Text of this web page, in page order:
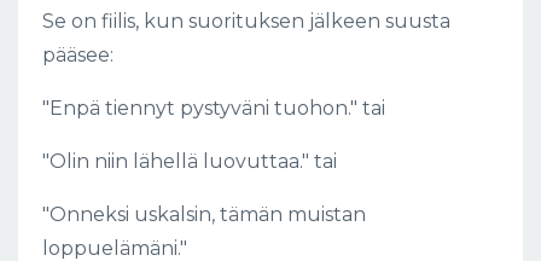
Se on fiilis, kun suorituksen jälkeen suusta
pääsee:
"Enpä tiennyt pystyväni tuohon." tai
"Olin niin lähellä luovuttaa." tai
"Onneksi uskalsin, tämän muistan
loppuelämäni."